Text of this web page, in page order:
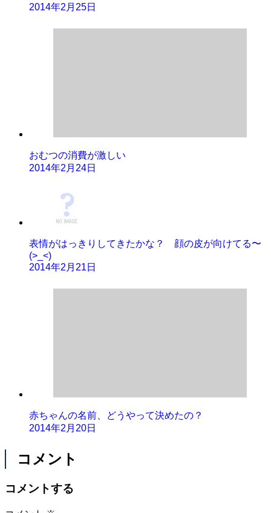
2014年2月25日
おむつの消費が激しい
2014年2月24日
表情がはっきりしてきたかな？ 顔の皮が向けてる〜
(>_<)
2014年2月21日
赤ちゃんの名前、どうやって決めたの？
2014年2月20日
コメント
コメントする